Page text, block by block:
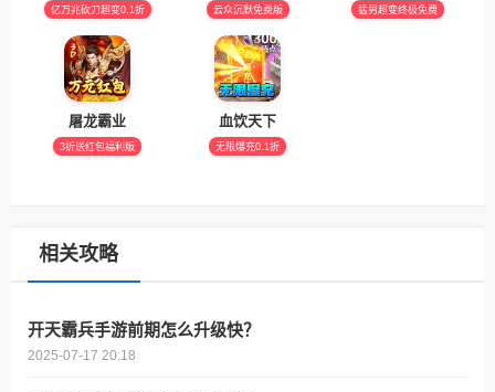
亿万兆砍刀超变0.1折 云众沉默免费版 猛男超变终极免费
屠龙霸业
3折送红包福利版
血饮天下
无限爆充0.1折
相关攻略
开天霸兵手游前期怎么升级快？
2025-07-17 20:18